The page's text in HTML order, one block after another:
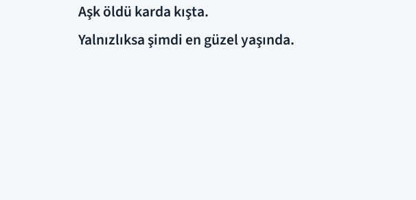
Aşk öldü karda kışta.
Yalnızlıksa şimdi en güzel yaşında.